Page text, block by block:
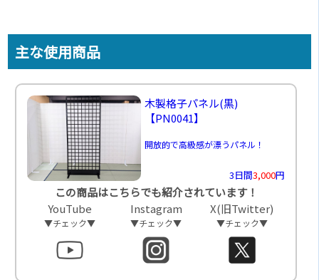
主な使用商品
木製格子パネル(黒)
【PN0041】
開放的で高級感が漂うパネル！
3日間3,000円
この商品はこちらでも紹介されています！
YouTube
▼チェック▼
Instagram
▼チェック▼
X(旧Twitter)
▼チェック▼